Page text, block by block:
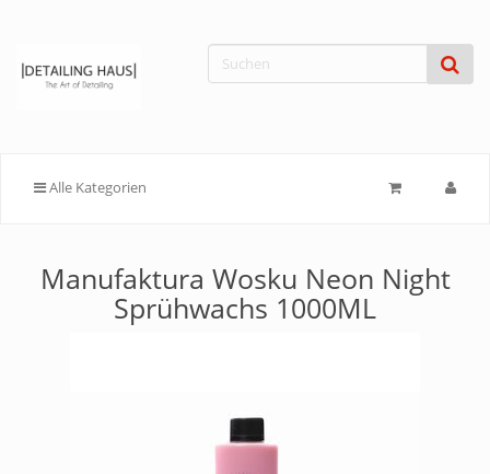
Alle Kategorien
Manufaktura Wosku Neon Night
Sprühwachs 1000ML